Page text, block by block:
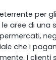
per
aree di una
che i
I clienti